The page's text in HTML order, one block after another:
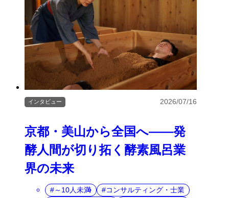
京都・美山から全国へ――発
酵人間が切り拓く酵素風呂業
界の未来
インタビュー 2026/07/16
～10人未満
コンサルティング・士業